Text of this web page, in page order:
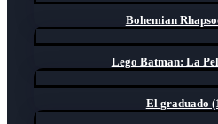
Bohemian
Lego Batman: La
El graduado